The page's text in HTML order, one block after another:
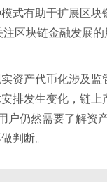
式有助于扩展区块
区块链金融发展
资产代币化涉及监
排发生变化，链上
户仍然需要了解资
判断。